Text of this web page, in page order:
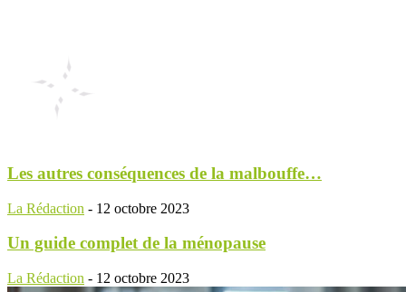
Les autres conséquences de la malbouffe…
La Rédaction - 12 octobre 2023
Un guide complet de la ménopause
La Rédaction - 12 octobre 2023